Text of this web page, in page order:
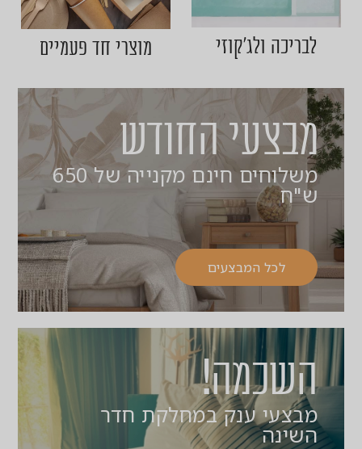
לבריכה ולג'קוזי מוצרי חד פעמיים
‏מבצעי החודש
משלוחים חינם מקנייה של 650
ש"ח
לכל המבצעים
השכמה!
מבצעי ענק במחלקת חדר
השינה